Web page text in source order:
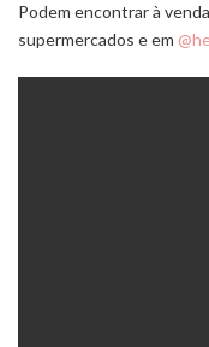
Podem encontrar à
supermercados e em